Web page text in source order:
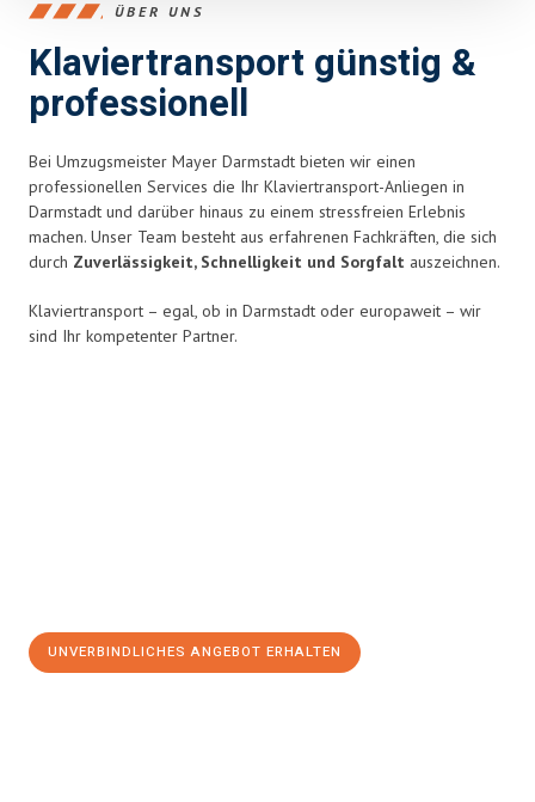
ÜBER UNS
Klaviertransport günstig &
professionell
Bei Umzugsmeister Mayer Darmstadt bieten wir einen
professionellen Services die Ihr Klaviertransport-Anliegen in
Darmstadt und darüber hinaus zu einem stressfreien Erlebnis
machen. Unser Team besteht aus erfahrenen Fachkräften, die sich
durch Zuverlässigkeit, Schnelligkeit und Sorgfalt auszeichnen.
Klaviertransport – egal, ob in Darmstadt oder europaweit – wir
sind Ihr kompetenter Partner.
UNVERBINDLICHES ANGEBOT ERHALTEN